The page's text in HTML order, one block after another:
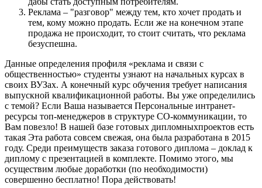
Реклама – "разговор" между тем, кто хочет продать и
тем, кому можно продать. Если же на конечном этапе
продажа не происходит, то стоит считать, что реклама
безуспешна.
Данные определения профиля «реклама и связи с
общественностью» студенты узнают на начальных курсах в
своих ВУЗах. А конечный курс обучения требует написания
выпускной квалификационной работы. Вы уже определились
с темой? Если Ваша называется Персональные интранет-
ресурсы топ-менеджеров в структуре СО-коммуникации, то
Вам повезло! В нашей базе готовых дипломныхпроектов есть
такая Эта работа совсем свежая, она была разработана в 2015
году. Среди преимуществ заказа готового диплома – доклад к
диплому с презентацией в комплекте. Помимо этого, мы
осуществим любые доработки (по необходимости)
совершенно бесплатно! Пора действовать!